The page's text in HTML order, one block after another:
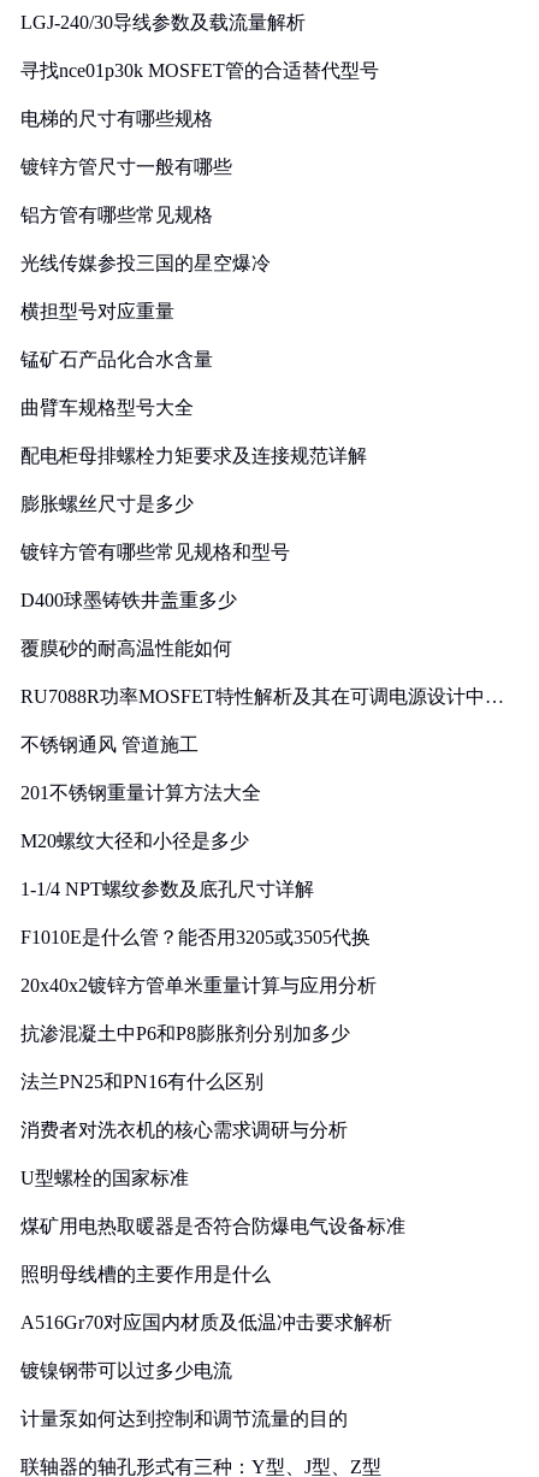
LGJ-240/30导线参数及载流量解析
寻找nce01p30k MOSFET管的合适替代型号
电梯的尺寸有哪些规格
镀锌方管尺寸一般有哪些
铝方管有哪些常见规格
光线传媒参投三国的星空爆冷
横担型号对应重量
锰矿石产品化合水含量
曲臂车规格型号大全
配电柜母排螺栓力矩要求及连接规范详解
膨胀螺丝尺寸是多少
镀锌方管有哪些常见规格和型号
D400球墨铸铁井盖重多少
覆膜砂的耐高温性能如何
RU7088R功率MOSFET特性解析及其在可调电源设计中的
不锈钢通风 管道施工
201不锈钢重量计算方法大全
M20螺纹大径和小径是多少
1-1/4 NPT螺纹参数及底孔尺寸详解
F1010E是什么管？能否用3205或3505代换
20x40x2镀锌方管单米重量计算与应用分析
抗渗混凝土中P6和P8膨胀剂分别加多少
法兰PN25和PN16有什么区别
消费者对洗衣机的核心需求调研与分析
U型螺栓的国家标准
煤矿用电热取暖器是否符合防爆电气设备标准
照明母线槽的主要作用是什么
A516Gr70对应国内材质及低温冲击要求解析
镀镍钢带可以过多少电流
计量泵如何达到控制和调节流量的目的
联轴器的轴孔形式有三种：Y型、J型、Z型